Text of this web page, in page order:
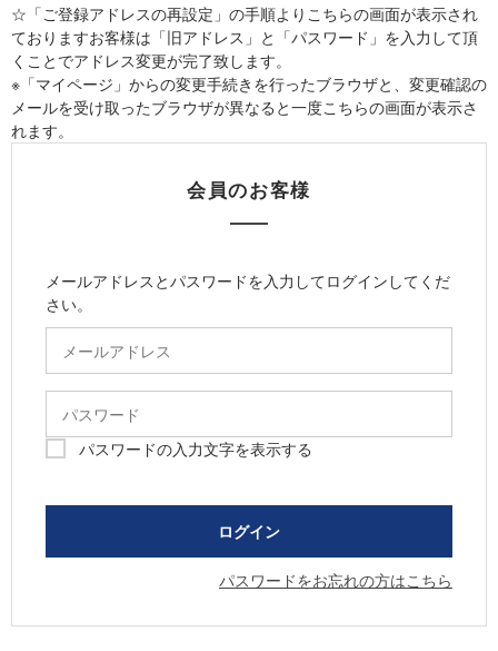
☆「ご登録アドレスの再設定」の手順よりこちらの画面が表示され
ておりますお客様は「旧アドレス」と「パスワード」を入力して頂
くことでアドレス変更が完了致します。
※「マイページ」からの変更手続きを行ったブラウザと、変更確認の
メールを受け取ったブラウザが異なると一度こちらの画面が表示さ
れます。
会員のお客様
メールアドレスとパスワードを入力してログインしてくだ
さい。
パスワードの入力文字を表示する
パスワードをお忘れの方はこちら